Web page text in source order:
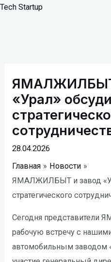
Перейти
Tech Startup
ЯМАЛЖИЛБЫТ
«Урал»
28.04.2026
Главная
Новости
ЯМАЛЖИЛБЫТ и завод
стратегического
Сегодня
рабочую встречу с
автомобильным заводом
записям